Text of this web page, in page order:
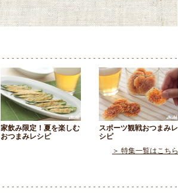
家飲み限定！夏を楽しむ
おつまみレシピ
スポーツ観戦おつまみレ
シピ
＞ 特集一覧はこちら